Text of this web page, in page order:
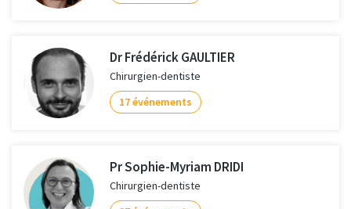
Dr Frédérick GAULTIER
Chirurgien-dentiste
17 événements
Pr Sophie-Myriam DRIDI
Chirurgien-dentiste